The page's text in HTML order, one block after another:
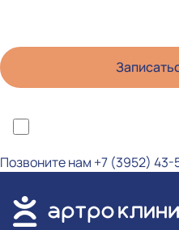
Позвоните нам +7 (3952)